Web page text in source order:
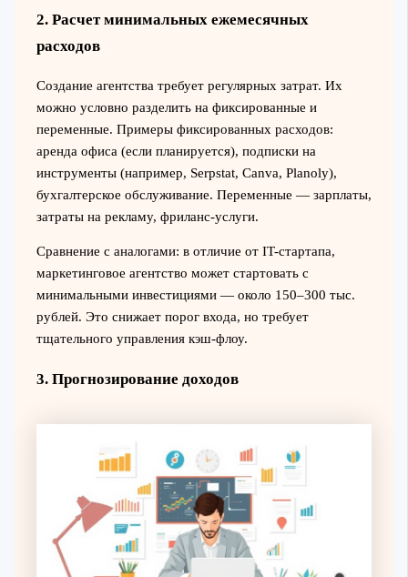
2. Расчет минимальных ежемесячных
расходов
Создание агентства требует регулярных затрат. Их
можно условно разделить на фиксированные и
переменные. Примеры фиксированных расходов:
аренда офиса (если планируется), подписки на
инструменты (например, Serpstat, Canva, Planoly),
бухгалтерское обслуживание. Переменные — зарплаты,
затраты на рекламу, фриланс-услуги.
Сравнение с аналогами: в отличие от IT-стартапа,
маркетинговое агентство может стартовать с
минимальными инвестициями — около 150–300 тыс.
рублей. Это снижает порог входа, но требует
тщательного управления кэш-флоу.
3. Прогнозирование доходов